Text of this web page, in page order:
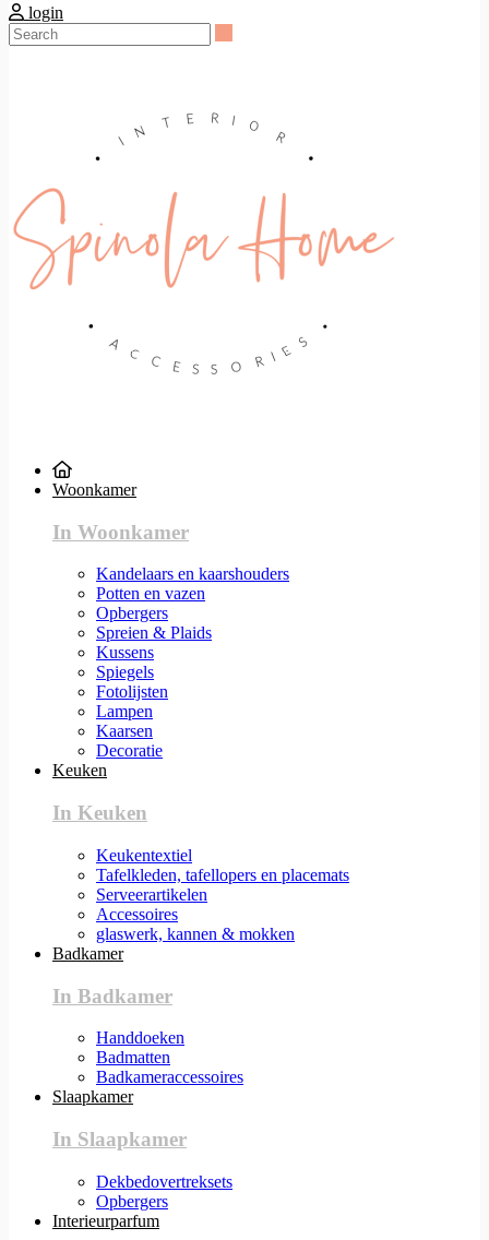
login
Woonkamer
In Woonkamer
Kandelaars en kaarshouders
Potten en vazen
Opbergers
Spreien & Plaids
Kussens
Spiegels
Fotolijsten
Lampen
Kaarsen
Decoratie
Keuken
In Keuken
Keukentextiel
Tafelkleden, tafellopers en placemats
Serveerartikelen
Accessoires
glaswerk, kannen & mokken
Badkamer
In Badkamer
Handdoeken
Badmatten
Badkameraccessoires
Slaapkamer
In Slaapkamer
Dekbedovertreksets
Opbergers
Interieurparfum